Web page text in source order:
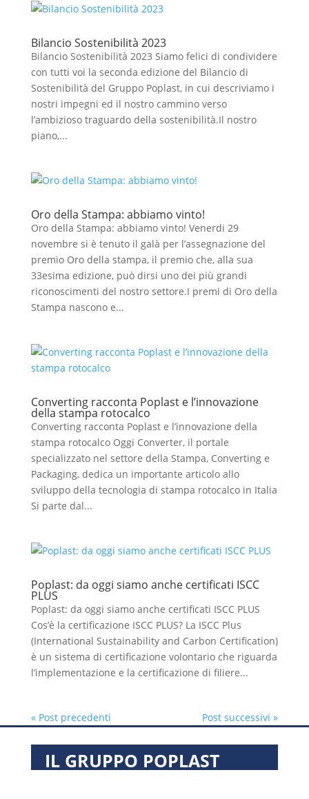
Bilancio Sostenibilità 2023
Bilancio Sostenibilità 2023 Siamo felici di condividere
con tutti voi la seconda edizione del Bilancio di
Sostenibilità del Gruppo Poplast, in cui descriviamo i
nostri impegni ed il nostro cammino verso
l’ambizioso traguardo della sostenibilità.Il nostro
piano,...
Oro della Stampa: abbiamo vinto!
Oro della Stampa: abbiamo vinto! Venerdi 29
novembre si è tenuto il galà per l’assegnazione del
premio Oro della stampa, il premio che, alla sua
33esima edizione, può dirsi uno dei più grandi
riconoscimenti del nostro settore.I premi di Oro della
Stampa nascono e...
Converting racconta Poplast e l’innovazione
della stampa rotocalco
Converting racconta Poplast e l’innovazione della
stampa rotocalco Oggi Converter, il portale
specializzato nel settore della Stampa, Converting e
Packaging, dedica un importante articolo allo
sviluppo della tecnologia di stampa rotocalco in Italia
Si parte dal...
Poplast: da oggi siamo anche certificati ISCC
PLUS
Poplast: da oggi siamo anche certificati ISCC PLUS
Cos’è la certificazione ISCC PLUS? La ISCC Plus
(International Sustainability and Carbon Certification)
è un sistema di certificazione volontario che riguarda
l’implementazione e la certificazione di filiere...
« Post precedenti Post successivi »
IL GRUPPO POPLAST